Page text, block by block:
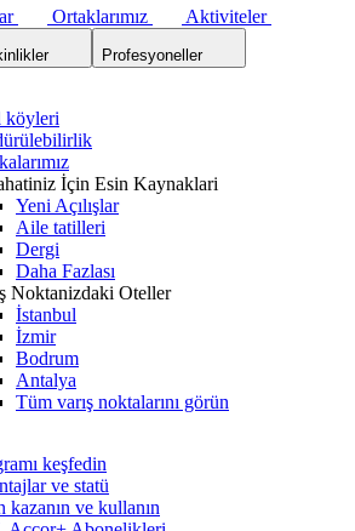
Ortaklarımız Aktiviteler
Profesyoneller
köyleri
İçin Esin Kaynaklari
Yeni Açılışlar
Aile tatilleri
Dergi
Daha Fazlası
Noktanizdaki Oteller
İstanbul
İzmir
Bodrum
Antalya
Tüm varış noktalarını görün
keşfedin
ve statü
kazanın ve kullanın